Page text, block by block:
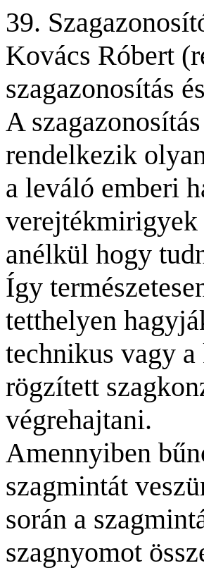
39.
Kovács Róbert
szagazonosítás
A
rendelkezik
a leváló emberi
verejtékmirigyek
anélkül hogy
Így
tetthelyen
technikus vagy
rögzített
végrehajtani.
Amennyiben
szagmintát
során a
szagnyomot